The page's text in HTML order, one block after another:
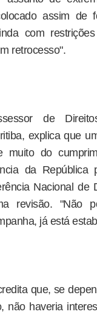
assim de
com
retrocesso".
de
explica que
muito do
da República
Nacional de
revisão. "Não
já está
que, se
não haveria